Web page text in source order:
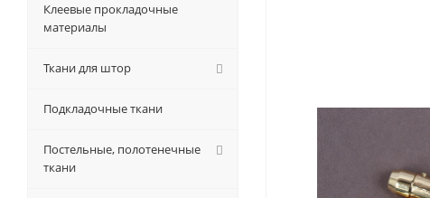
Клеевые прокладочные
материалы
Ткани для штор
Подкладочные ткани
Постельные, полотенечные
ткани